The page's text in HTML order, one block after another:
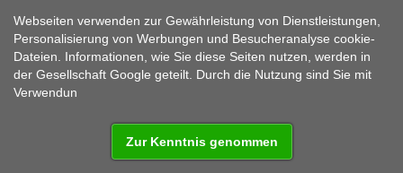
Das Web verwendet Cookies , Informationen zur
DatenverarbeitungHIER.
Webseiten verwenden zur Gewährleistung von Dienstleistungen,
Personalisierung von Werbungen und Besucheranalyse cookie-
Dateien. Informationen, wie Sie diese Seiten nutzen, werden in
der Gesellschaft Google geteilt. Durch die Nutzung sind Sie mit
Verwendun
Zur Kenntnis genommen